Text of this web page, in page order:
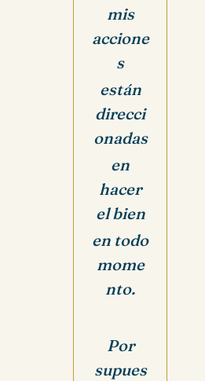
mis
accione
s
están
direcci
onadas
en
hacer
el bien
en todo
mome
nto.
Por
supues